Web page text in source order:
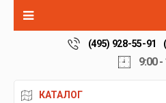
(495) 928-55-91
9:00 -
КАТАЛОГ